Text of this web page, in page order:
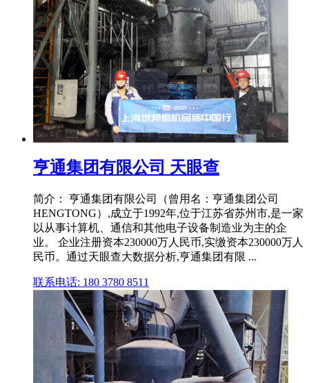
亨通集团有限公司 天眼查
简介： 亨通集团有限公司（曾用名：亨通集团公司
HENGTONG）,成立于1992年,位于江苏省苏州市,是一家
以从事计算机、通信和其他电子设备制造业为主的企
业。 企业注册资本230000万人民币,实缴资本230000万人
民币。通过天眼查大数据分析,亨通集团有限 ...
联系电话: 180 3780 8511